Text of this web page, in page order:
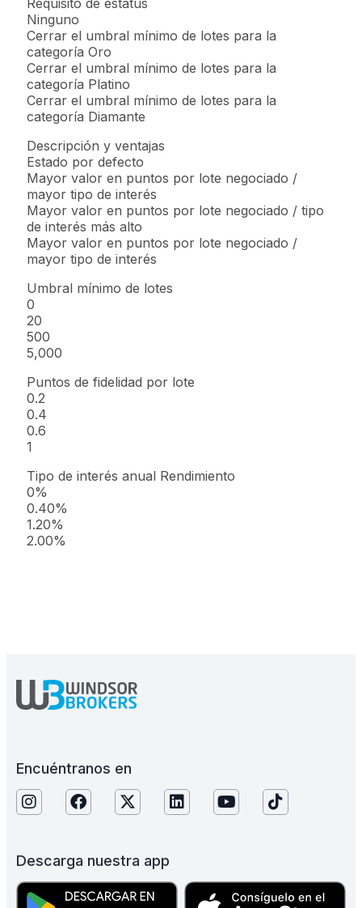
Requisito de estatus
Ninguno
Cerrar el umbral mínimo de lotes para la
categoría Oro
Cerrar el umbral mínimo de lotes para la
categoría Platino
Cerrar el umbral mínimo de lotes para la
categoría Diamante
Descripción y ventajas
Estado por defecto
Mayor valor en puntos por lote negociado /
mayor tipo de interés
Mayor valor en puntos por lote negociado / tipo
de interés más alto
Mayor valor en puntos por lote negociado /
mayor tipo de interés
Umbral mínimo de lotes
0
20
500
5,000
Puntos de fidelidad por lote
0.2
0.4
0.6
1
Tipo de interés anual Rendimiento
0%
0.40%
1.20%
2.00%
Encuéntranos en
Descarga nuestra app